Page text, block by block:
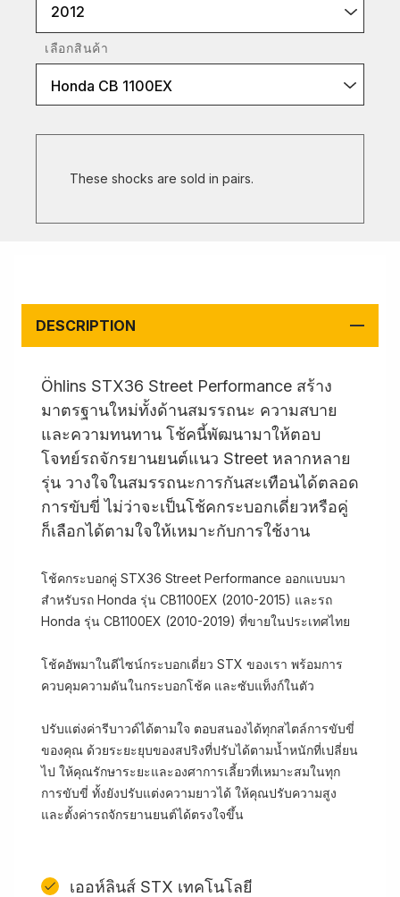
2012
เลือกสินค้า
Honda CB 1100EX
These shocks are sold in pairs.
DESCRIPTION
Öhlins STX36 Street Performance สร้าง
มาตรฐานใหม่ทั้งด้านสมรรถนะ ความสบาย
และความทนทาน โช้คนี้พัฒนามาให้ตอบ
โจทย์รถจักรยานยนต์แนว Street หลากหลาย
รุ่น วางใจในสมรรถนะการกันสะเทือนได้ตลอด
การขับขี่ ไม่ว่าจะเป็นโช้คกระบอกเดี่ยวหรือคู่
ก็เลือกได้ตามใจให้เหมาะกับการใช้งาน
โช้คกระบอกคู่ STX36 Street Performance ออกแบบมา
สำหรับรถ Honda รุ่น CB1100EX (2010-2015) และรถ
Honda รุ่น CB1100EX (2010-2019) ที่ขายในประเทศไทย
โช้คอัพมาในดีไซน์กระบอกเดี่ยว STX ของเรา พร้อมการ
ควบคุมความดันในกระบอกโช้ค และซับแท็งก์ในตัว
ปรับแต่งค่ารีบาวด์ได้ตามใจ ตอบสนองได้ทุกสไตล์การขับขี่
ของคุณ ด้วยระยะยุบของสปริงที่ปรับได้ตามน้ำหนักที่เปลี่ยน
ไป ให้คุณรักษาระยะและองศาการเลี้ยวที่เหมาะสมในทุก
การขับขี่ ทั้งยังปรับแต่งความยาวได้ ให้คุณปรับความสูง
และตั้งค่ารถจักรยานยนต์ได้ตรงใจขึ้น
เออห์ลินส์ STX เทคโนโลยี